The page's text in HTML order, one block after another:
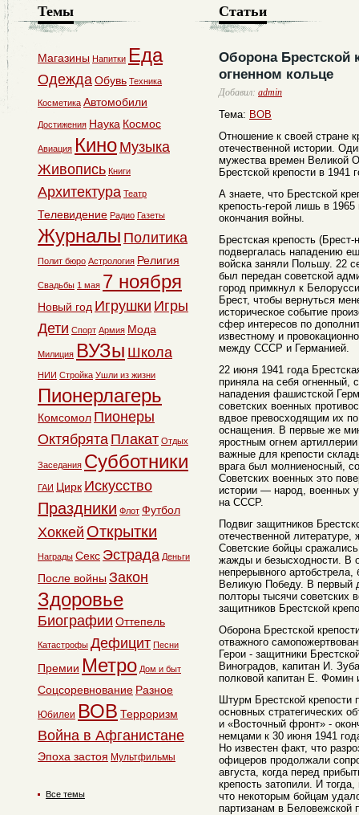
Статьи
Оборона Брестской
огненном кольце
Добавил: admin
Тема: ВОВ
Отношение к своей стране
отечественной истории.
мужества времен Великой
Брестской крепости в 1941
А знаете, что Брестской
крепость-герой лишь в
окончания войны.
Брестская крепость
подвергалась нападению
войска заняли Польшу. 22
был передан советской
город примкнул к
Брест, чтобы вернуться
историческое событие
сфер интересов по
известному и
между СССР и Германией.
22 июня 1941 года
приняла на себя огненный,
нападения фашистской
советских военных
вдвое превосходящим их по
оснащения. В первые же
яростным огнем
важные для крепости
врага был молниеносный,
Советских военных это
истории — народ, военных
на СССР.
Подвиг защитников
отечественной литературе,
Советские бойцы
жажды и безысходности. В
непрерывного
Великую Победу. В первый
полторы тысячи советских
защитников Брестской
Оборона Брестской
отважного
Герои - защитники
Виноградов, капитан И.
полковой капитан Е.
Штурм Брестской
основных стратегических
и «Восточный фронт» -
немцами к 30 июня 1941
Но известен факт, что
офицеров продолжали
августа, когда перед
крепость затопили. И
что некоторым бойцам
партизанам в Беловежской
Темы
Магазины Напитки Еда
ОдеждаОбувь Техника
Косметика Автомобили
Достижения Наука Космос
Авиация Кино Музыка
Живопись Книги
Архитектура Театр
Телевидение Радио Газеты
Журналы Политика
Полит бюро Астрология Религия
Свадьбы 1 мая 7 ноября
Новый год Игрушки Игры
Дети Спорт Армия Мода
Милиция ВУЗы Школа
НИИ Стройка Ушли из жизни
Пионерлагерь
Комсомол Пионеры
Октябрята Плакат Отдых
Заседания Субботники
ГАИ Цирк Искусство
Праздники Флот Футбол
Хоккей Открытки
Награды Секс Эстрада Деньги
После войны Закон
Здоровье
Биографии Оттепель
Катастрофы Дефицит Песни
Премии Метро Дом и быт
Соцсоревнование Разное
Юбилеи ВОВ Терроризм
Война в Афганистане
Эпоха застоя Мультфильмы
Все темы